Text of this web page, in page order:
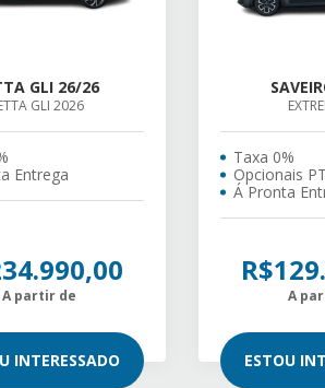
GLI 26/26
GLI 2026
Entrega
A partir de
INTERESSADO
Taxa 0%
Opcionais
Á Pronta
A
ESTOU